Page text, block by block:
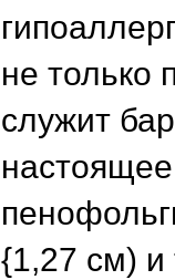
не только
служит
{1,27 см) и